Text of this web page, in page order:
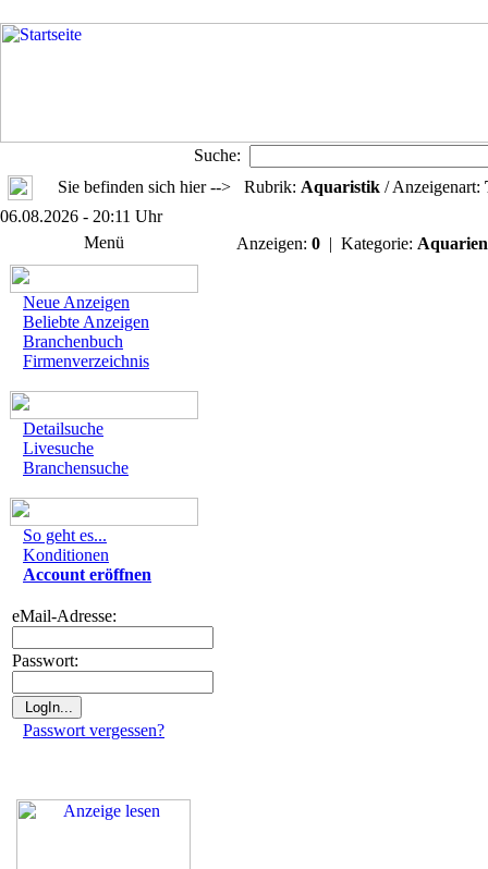
Suche:
Sie befinden sich hier --> Rubrik: Aquaristik / Anzeigenart:
06.08.2026 - 20:11 Uhr
Menü
Neue Anzeigen
Beliebte Anzeigen
Branchenbuch
Firmenverzeichnis
Detailsuche
Livesuche
Branchensuche
So geht es...
Konditionen
Account eröffnen
eMail-Adresse:
Passwort:
Passwort vergessen?
Anzeigen: 0 | Kategorie: Aquarien